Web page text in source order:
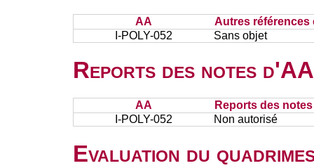
AA
Autres références
I-POLY-052
Sans objet
Reports des notes
AA
Reports des
I-POLY-052
Non autorisé
Evaluation du